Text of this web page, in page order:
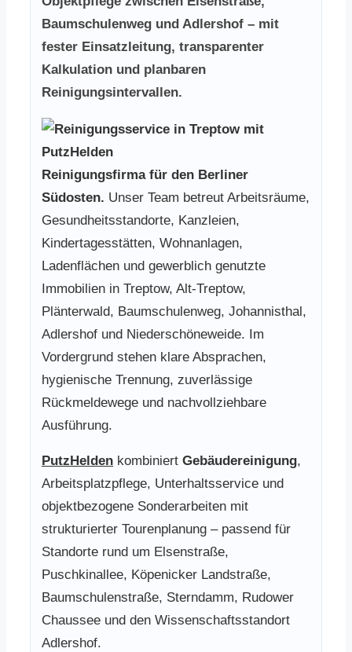
Baumschulenweg und Adlershof – mit
fester Einsatzleitung, transparenter
Kalkulation und planbaren
Reinigungsintervallen.
Reinigungsfirma für den Berliner
Südosten. Unser Team betreut Arbeitsräume,
Gesundheitsstandorte, Kanzleien,
Kindertagesstätten, Wohnanlagen,
Ladenflächen und gewerblich genutzte
Immobilien in Treptow, Alt-Treptow,
Plänterwald, Baumschulenweg, Johannisthal,
Adlershof und Niederschöneweide. Im
Vordergrund stehen klare Absprachen,
hygienische Trennung, zuverlässige
Rückmeldewege und nachvollziehbare
Ausführung.
PutzHelden kombiniert Gebäudereinigung,
Arbeitsplatzpflege, Unterhaltsservice und
objektbezogene Sonderarbeiten mit
strukturierter Tourenplanung – passend für
Standorte rund um Elsenstraße,
Puschkinallee, Köpenicker Landstraße,
Baumschulenstraße, Sterndamm, Rudower
Chaussee und den Wissenschaftsstandort
Adlershof.